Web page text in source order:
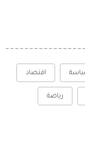
اقتصاد
رياضة